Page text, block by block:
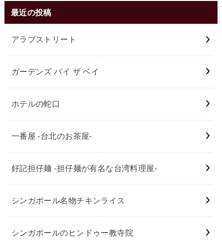
最近の投稿
アラブストリート
ガーデンズ バイ ザ ベイ
ホテルの蛇口
一番屋 -台北のお茶屋-
好記担仔麺 -担仔麺が有名な台湾料理屋-
シンガポール名物チキンライス
シンガポールのヒンドゥー教寺院